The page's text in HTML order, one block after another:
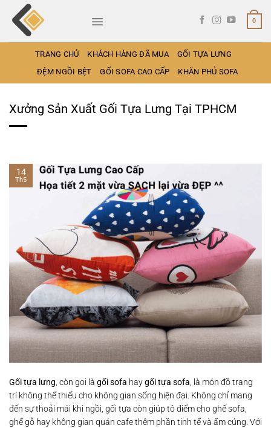
qua
0
TRANG CHỦ KHÁCH HÀNG ĐÃ MUA
GỐI TỰA LƯNG
ĐỆM NGỒI BỆT
GỐI SOFA CAO CẤP KHĂN PHỦ SOFA
Xưởng Sản Xuất Gối Tựa Lưng Tại TPHCM
14
Th5
Gối tựa lưng, còn gọi là gối sofa haygối tựa sofa, là món đồ trang
trí không thể thiếu cho không gian sống hiện đại. Không chỉ mang
đến sự thoải mái khi ngồi, gối tựa còn giúp tô điểm cho ghế sofa,
ghế gỗ hay không gian quán cafe thêm phần tinh tế và ấm cúng. Với